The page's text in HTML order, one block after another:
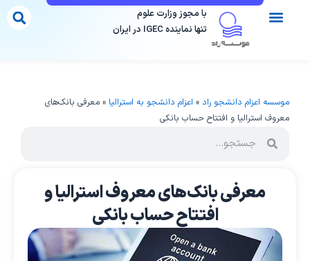
با مجوز وزارت علوم
تنها نماینده IGEC در ایران
موسسه اعزام دانشجو راد » اعزام دانشجو به استرالیا » معرفی بانک‌های
معروف استرالیا و افتتاح حساب بانکی
معرفی بانک‌های معروف استرالیا و
افتتاح حساب بانکی